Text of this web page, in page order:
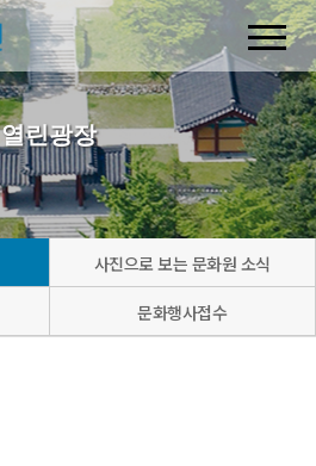
열린광장
사진으로 보는 문화원 소식
문화행사접수